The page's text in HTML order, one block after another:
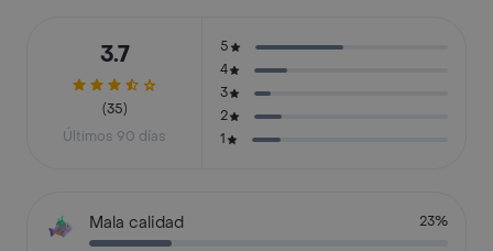
3.7
(35)
Últimos 90 días
5
4
3
2
1
Mala calidad 23%